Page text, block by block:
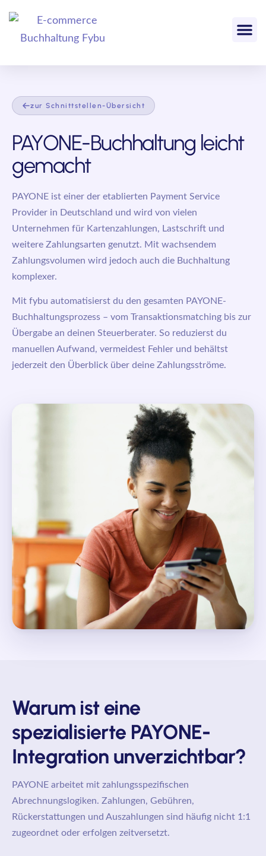
zur Schnittstellen-Übersicht
PAYONE-Buchhaltung leicht
gemacht
PAYONE ist einer der etablierten Payment Service
Provider in Deutschland und wird von vielen
Unternehmen für Kartenzahlungen, Lastschrift und
weitere Zahlungsarten genutzt. Mit wachsendem
Zahlungsvolumen wird jedoch auch die Buchhaltung
komplexer.
Mit fybu automatisierst du den gesamten PAYONE-
Buchhaltungsprozess – vom Transaktionsmatching bis zur
Übergabe an deinen Steuerberater. So reduzierst du
manuellen Aufwand, vermeidest Fehler und behältst
jederzeit den Überblick über deine Zahlungsströme.
Warum ist eine
spezialisierte PAYONE-
Integration unverzichtbar?
PAYONE arbeitet mit zahlungsspezifischen
Abrechnungslogiken. Zahlungen, Gebühren,
Rückerstattungen und Auszahlungen sind häufig nicht 1:1
zugeordnet oder erfolgen zeitversetzt.